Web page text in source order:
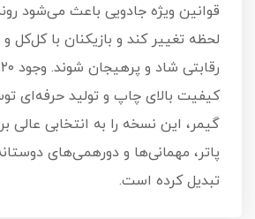
قوانین ویژه جادویی باعث می‌شود
لحظه تغییر کند و بازیکنان با کل‌کل و
کیفیت بالای چاپ و تولید حرفه‌ای
گیمر، این نسخه را به انتخابی عالی
پاتر، مهمانی‌ها و دورهمی‌های
تبدیل کرده است.